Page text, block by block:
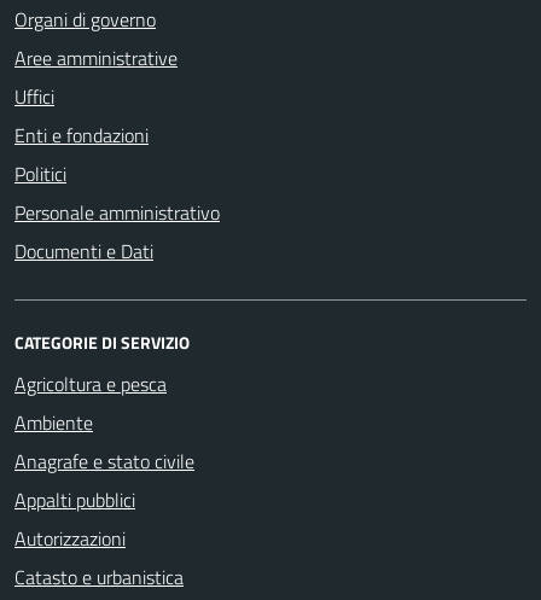
Organi di governo
Aree amministrative
Uffici
Enti e fondazioni
Politici
Personale amministrativo
Documenti e Dati
CATEGORIE DI SERVIZIO
Agricoltura e pesca
Ambiente
Anagrafe e stato civile
Appalti pubblici
Autorizzazioni
Catasto e urbanistica